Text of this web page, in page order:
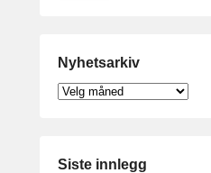
Nyhetsarkiv
Nyhetsarkiv
Siste innlegg